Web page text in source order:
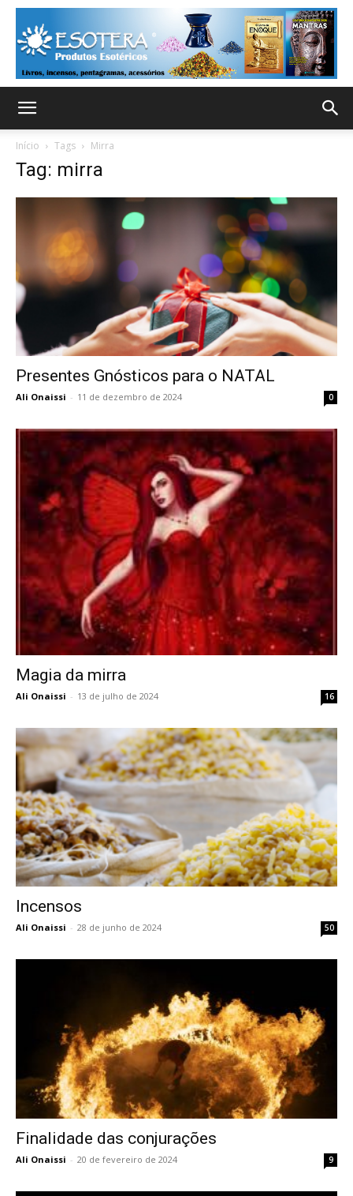
Início Tags Mirra
Tag: mirra
Presentes Gnósticos para o NATAL
Ali Onaissi - 11 de dezembro de 2024 0
Magia da mirra
Ali Onaissi - 13 de julho de 2024 16
Incensos
Ali Onaissi - 28 de junho de 2024 50
Finalidade das conjurações
Ali Onaissi - 20 de fevereiro de 2024 9